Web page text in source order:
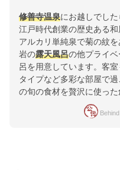
修善寺温泉にお越しでした
江戸時代創業の歴史ある和
アルカリ単純泉で菊の紋
岩の露天風呂の他プライ
呂を用意しています。客室
タイプなど多彩な部屋で
の旬の食材を贅沢に使った